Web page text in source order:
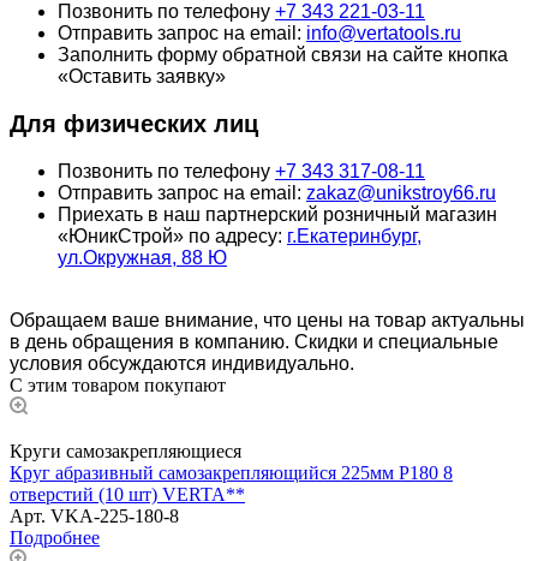
Позвонить по телефону +7 343 221-03-11
Отправить запрос на email: info@vertatools.ru
Заполнить форму обратной связи на сайте кнопка
«Оставить заявку»
Для физических лиц
Позвонить по телефону +7 343 317-08-11
Отправить запрос на email: zakaz@unikstroy66.ru
Приехать в наш партнерский розничный магазин
«ЮникСтрой» по адресу: г.Екатеринбург,
ул.Окружная, 88 Ю
Обращаем ваше внимание, что цены на товар актуальны
в день обращения в компанию. Скидки и специальные
условия обсуждаются индивидуально.
С этим товаром покупают
Круги самозакрепляющиеся
Круг абразивный самозакрепляющийся 225мм Р180 8
отверстий (10 шт) VERTA**
Арт. VKA-225-180-8
Подробнее